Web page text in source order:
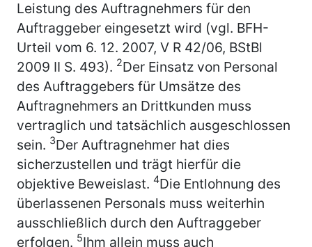
Leistung des Auftragnehmers für den
Auftraggeber eingesetzt wird (vgl. BFH-
Urteil vom 6. 12. 2007, V R 42/06, BStBl
2009 II S. 493). 2Der Einsatz von Personal
des Auftraggebers für Umsätze des
Auftragnehmers an Drittkunden muss
vertraglich und tatsächlich ausgeschlossen
sein. 3Der Auftragnehmer hat dies
sicherzustellen und trägt hierfür die
objektive Beweislast. 4Die Entlohnung des
überlassenen Personals muss weiterhin
ausschließlich durch den Auftraggeber
erfolgen. 5Ihm allein muss auch